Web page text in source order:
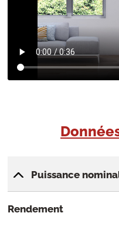
Puissance
Rendement